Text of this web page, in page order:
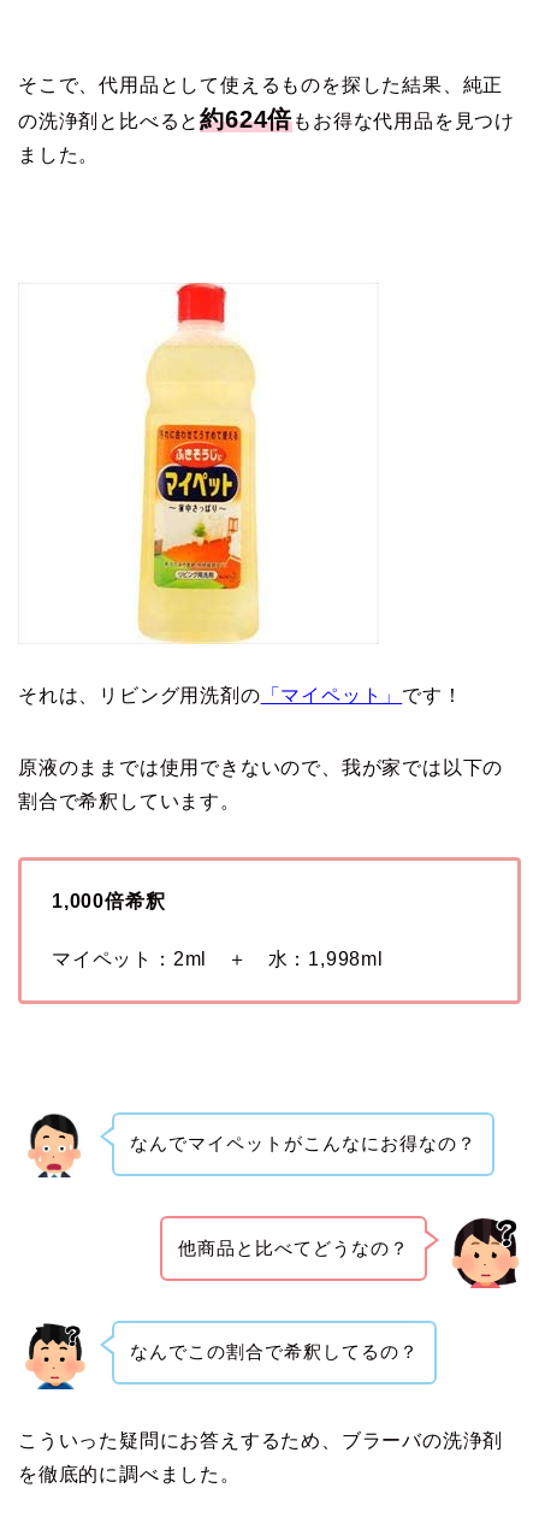
そこで、代用品として使えるものを探した結果、純正
の洗浄剤と比べると約624倍もお得な代用品を見つけ
ました。
それは、リビング用洗剤の 「マイペット」 です！
原液のままでは使用できないので、我が家では以下の
割合で希釈しています。
1,000倍希釈
マイペット：2ml ＋ 水：1,998ml
なんでマイペットがこんなにお得なの？
他商品と比べてどうなの？
なんでこの割合で希釈してるの？
こういった疑問にお答えするため、ブラーバの洗浄剤
を徹底的に調べました。